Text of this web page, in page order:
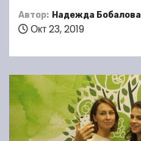
Автор: Надежда Бобалова
Окт 23, 2019